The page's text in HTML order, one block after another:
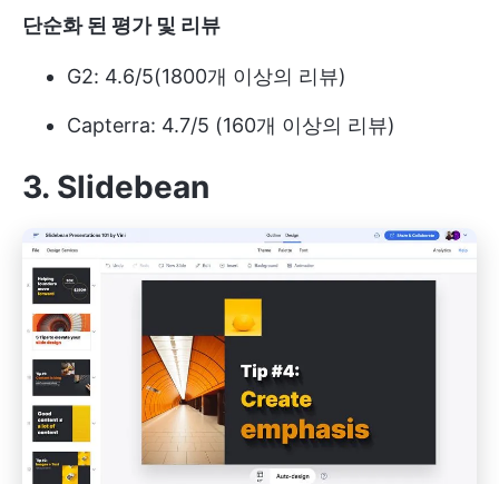
단순화 된 평가 및 리뷰
G2: 4.6/5(1800개 이상의 리뷰)
Capterra: 4.7/5 (160개 이상의 리뷰)
3. Slidebean